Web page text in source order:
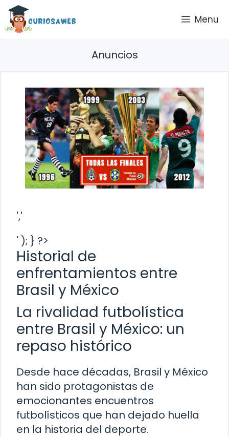
Saltar
contenido
Menu
Anuncios
','
' ); } ?>
Historial de
enfrentamientos entre
Brasil y México
La rivalidad futbolística
entre Brasil y México: un
repaso histórico
Desde hace décadas, Brasil y México
han sido protagonistas de
emocionantes encuentros
futbolísticos que han dejado huella
en la historia del deporte.